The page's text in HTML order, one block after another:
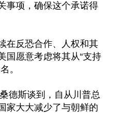
事项，确保这个承诺得
在反恐合作、人权和其
国愿意考虑将其从“支持
。
德斯谈到，自从川普总
家大大减少了与朝鲜的